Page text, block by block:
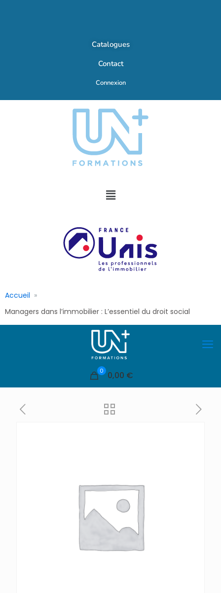
Catalogues
Contact
Connexion
Accueil
Managers dans l’immobilier : L’essentiel du droit social
0 0,00 €